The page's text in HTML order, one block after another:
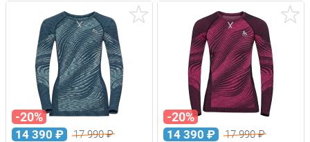
-20%
14 390 ₽ 17 990₽
-20%
14 390 ₽ 17 990₽